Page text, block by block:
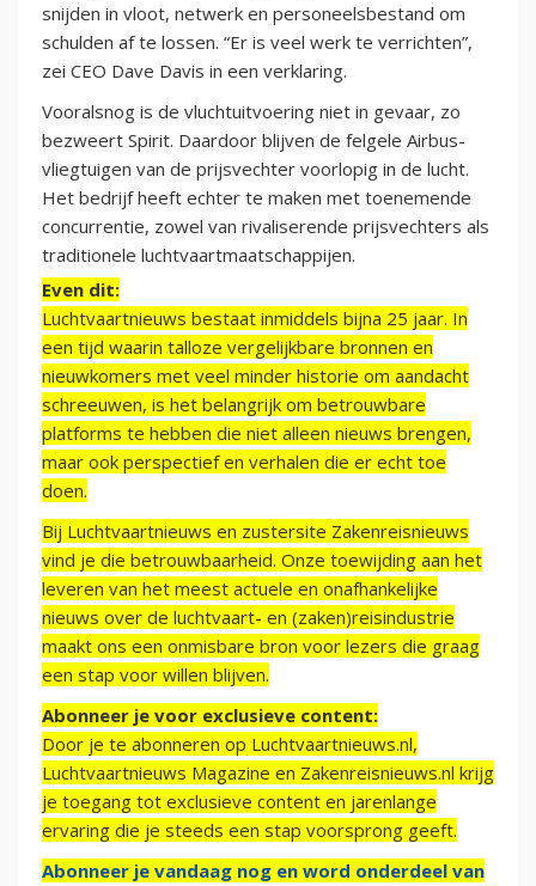
snijden in vloot, netwerk en personeelsbestand om
schulden af te lossen. “Er is veel werk te verrichten”,
zei CEO Dave Davis in een verklaring.
Vooralsnog is de vluchtuitvoering niet in gevaar, zo
bezweert Spirit. Daardoor blijven de felgele Airbus-
vliegtuigen van de prijsvechter voorlopig in de lucht.
Het bedrijf heeft echter te maken met toenemende
concurrentie, zowel van rivaliserende prijsvechters als
traditionele luchtvaartmaatschappijen.
Even dit:
Luchtvaartnieuws bestaat inmiddels bijna 25 jaar. In
een tijd waarin talloze vergelijkbare bronnen en
nieuwkomers met veel minder historie om aandacht
schreeuwen, is het belangrijk om betrouwbare
platforms te hebben die niet alleen nieuws brengen,
maar ook perspectief en verhalen die er echt toe
doen.
Bij Luchtvaartnieuws en zustersite Zakenreisnieuws
vind je die betrouwbaarheid. Onze toewijding aan het
leveren van het meest actuele en onafhankelijke
nieuws over de luchtvaart- en (zaken)reisindustrie
maakt ons een onmisbare bron voor lezers die graag
een stap voor willen blijven.
Abonneer je voor exclusieve content:
Door je te abonneren op Luchtvaartnieuws.nl,
Luchtvaartnieuws Magazine en Zakenreisnieuws.nl krijg
je toegang tot exclusieve content en jarenlange
ervaring die je steeds een stap voorsprong geeft.
Abonneer je vandaag nog en word onderdeel van